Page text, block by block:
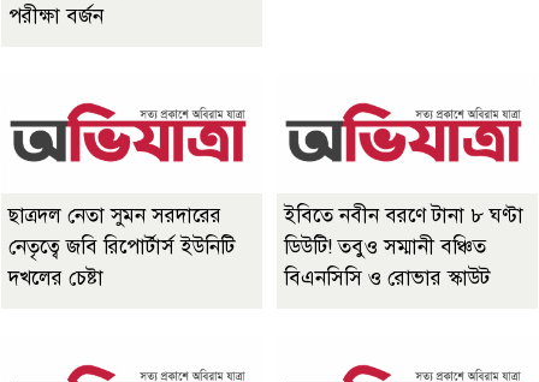
পরীক্ষা বর্জন
ছাত্রদল নেতা সুমন সরদারের
নেতৃত্বে জবি রিপোর্টার্স ইউনিটি
দখলের চেষ্টা
ইবিতে নবীন বরণে টানা ৮ ঘণ্টা
ডিউটি! তবুও সম্মানী বঞ্চিত
বিএনসিসি ও রোভার স্কাউট